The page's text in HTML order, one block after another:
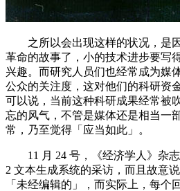
之所以会出现这样的状况，是
革命的故事了，小的技术进步要写
兴趣。而研究人员们也经常成为媒
公众的关注度，这对他们的科研资
可以说，当前这种科研成果经常被
忘的风气，不管是媒体还是相当一
常，乃至觉得「应当如此」。
11 月 24 号，《经济学人》杂志
2 文本生成系统的采访，而且故意
「未经编辑的」，而实际上，每个